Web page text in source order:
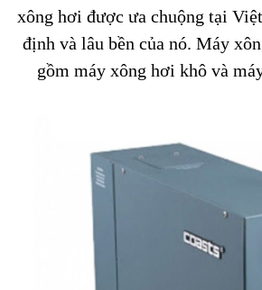
xông hơi được ưa chuộng tại
định và lâu bền của nó. Máy
gồm máy xông hơi khô và